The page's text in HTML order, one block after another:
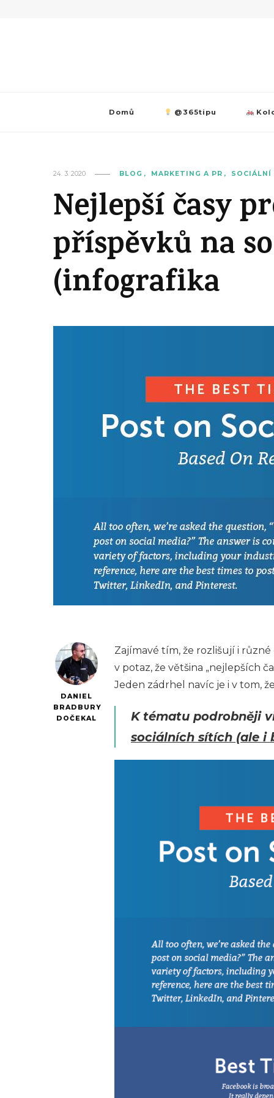
Domů @365tipu
24. 3. 2020 BLOG MARKETING A PR SOCIÁLNÍ
Nejlepší časy
příspěvků na
(infografika
DANIEL
BRADBURY
DOČEKAL
Zajímavé tím, že rozlišují i
v potaz, že většina „nejlepších
Jeden zádrhel navíc je i v tom,
K tématu podrobněji
sociálních sítích (ale i